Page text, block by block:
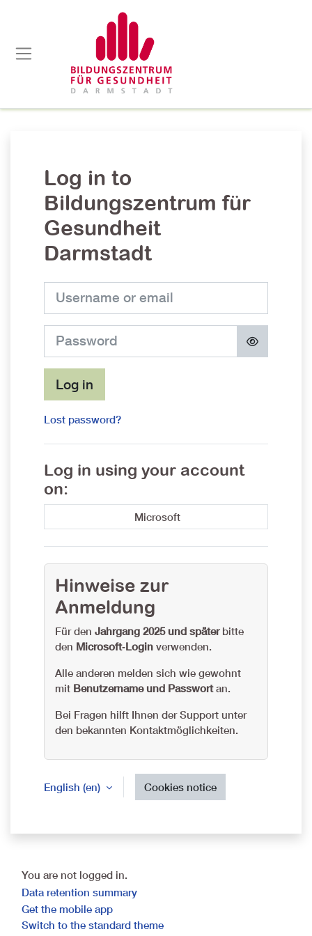
Side panel
Log in to
Bildungszentrum für
Gesundheit
Darmstadt
Log in
Lost password?
Log in using your account
on:
Microsoft
Hinweise zur
Anmeldung
Für den Jahrgang 2025 und späterbitte
den Microsoft‑Login verwenden.
Alle anderen melden sich wie gewohnt
mit Benutzername und Passwortan.
Bei Fragen hilft Ihnen der Support unter
den bekannten Kontaktmöglichkeiten.
English ‎(en)‎ Cookies notice
You are not logged in.
Data retention summary
Get the mobile app
Switch to the standard theme